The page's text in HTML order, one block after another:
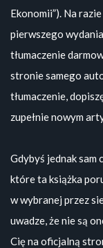
Ekonomii”). Na
pierwszego
tłumaczenie
stronie samego
tłumaczenie,
zupełnie nowym
Gdybyś jednak sam
które ta książka
w wybranej przez
uwadze, że nie są
Cię na oficjalną